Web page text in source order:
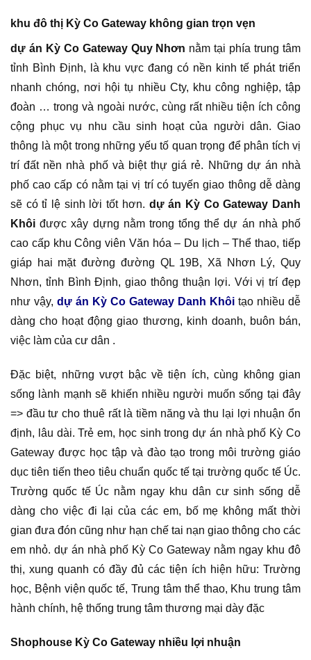
khu đô thị Kỳ Co Gateway không gian trọn vẹn
dự án Kỳ Co Gateway Quy Nhơn nằm tại phía trung tâm
tỉnh Bình Định, là khu vực đang có nền kinh tế phát triển
nhanh chóng, nơi hội tụ nhiều Cty, khu công nghiệp, tập
đoàn … trong và ngoài nước, cùng rất nhiều tiện ích công
cộng phục vụ nhu cầu sinh hoạt của người dân. Giao
thông là một trong những yếu tố quan trọng để phân tích vị
trí đất nền nhà phố và biệt thự giá rẻ. Những dự án nhà
phố cao cấp có nằm tại vị trí có tuyến giao thông dễ dàng
sẽ có tỉ lệ sinh lời tốt hơn. dự án Kỳ Co Gateway Danh
Khôi được xây dựng nằm trong tổng thể dự án nhà phố
cao cấp khu Công viên Văn hóa – Du lịch – Thể thao, tiếp
giáp hai mặt đường đường QL 19B, Xã Nhơn Lý, Quy
Nhơn, tỉnh Bình Định, giao thông thuận lợi. Với vị trí đẹp
như vậy, dự án Kỳ Co Gateway Danh Khôi tạo nhiều dễ
dàng cho hoạt động giao thương, kinh doanh, buôn bán,
việc làm của cư dân .
Đặc biệt, những vượt bậc về tiện ích, cùng không gian
sống lành mạnh sẽ khiến nhiều người muốn sống tại đây
=> đầu tư cho thuê rất là tiềm năng và thu lại lợi nhuận ổn
định, lâu dài. Trẻ em, học sinh trong dự án nhà phố Kỳ Co
Gateway được học tập và đào tạo trong môi trường giáo
dục tiên tiến theo tiêu chuẩn quốc tế tại trường quốc tế Úc.
Trường quốc tế Úc nằm ngay khu dân cư sinh sống dễ
dàng cho việc đi lại của các em, bố mẹ không mất thời
gian đưa đón cũng như hạn chế tai nạn giao thông cho các
em nhỏ. dự án nhà phố Kỳ Co Gateway nằm ngay khu đô
thị, xung quanh có đầy đủ các tiện ích hiện hữu: Trường
học, Bệnh viện quốc tế, Trung tâm thể thao, Khu trung tâm
hành chính, hệ thống trung tâm thương mại dày đặc
Shophouse Kỳ Co Gateway nhiều lợi nhuận